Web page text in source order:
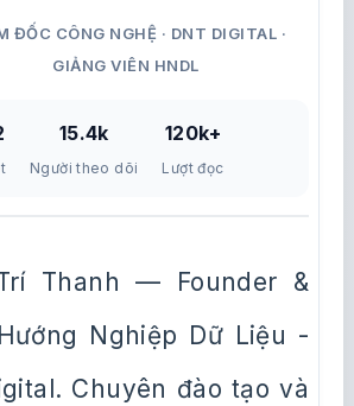
ĐỐC CÔNG NGHỆ · DNT DIGITAL ·
GIẢNG VIÊN HNDL
15.4k
Người theo dõi
120k+
Lượt đọc
Thanh — Founder &
Nghiệp Dữ Liệu -
Chuyên đào tạo và